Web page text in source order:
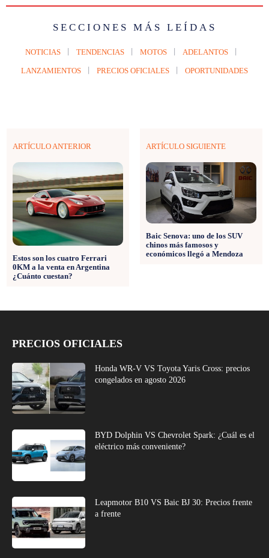
SECCIONES MÁS LEÍDAS
NOTICIAS TENDENCIAS MOTOS ADELANTOS
LANZAMIENTOS PRECIOS OFICIALES OPORTUNIDADES
ARTÍCULO ANTERIOR
Estos son los cuatro Ferrari
0KM a la venta en Argentina
¿Cuánto cuestan?
ARTÍCULO SIGUIENTE
Baic Senova: uno de los SUV
chinos más famosos y
económicos llegó a Mendoza
PRECIOS OFICIALES
Honda WR-V VS Toyota Yaris Cross: precios
congelados en agosto 2026
BYD Dolphin VS Chevrolet Spark: ¿Cuál es el
eléctrico más conveniente?
Leapmotor B10 VS Baic BJ 30: Precios frente
a frente